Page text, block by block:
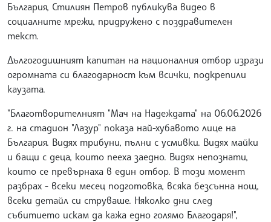
България, Стилиян Петров публикува видео в
социалните мрежи, придружено с поздравителен
текст.
Дългогодишният капитан на националния отбор изрази
огромната си благодарност към всички, подкрепили
каузата.
"Благотворителният "Мач на Надеждата" на 06.06.2026
г. на стадион "Лазур" показа най-хубавото лице на
България. Видях трибуни, пълни с усмивки. Видях майки
и бащи с деца, които пееха заедно. Видях непознати,
които се превърнаха в един отбор. В този момент
разбрах - всеки месец подготовка, всяка безсънна нощ,
всеки детайл си струваше. Няколко дни след
събитието искам да кажа едно голямо Благодаря!",